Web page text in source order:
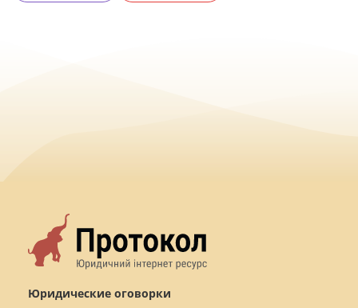
Юридические оговорки